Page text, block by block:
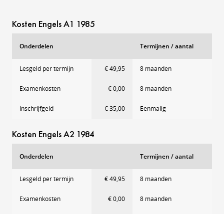
Kosten Engels A1 1985
Onderdelen Termijnen / aantal
Lesgeld per termijn € 49,95 8 maanden
Examenkosten € 0,00 8 maanden
Inschrijfgeld € 35,00 Eenmalig
Kosten Engels A2 1984
Onderdelen Termijnen / aantal
Lesgeld per termijn € 49,95 8 maanden
Examenkosten € 0,00 8 maanden